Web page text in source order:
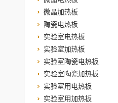
微晶加热板
陶瓷电热板
实验室电热板
实验室加热板
实验室陶瓷电热板
实验室陶瓷加热板
实验室用电热板
实验室用加热板